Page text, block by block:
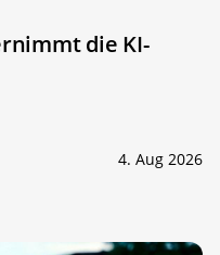
die KI-
4. Aug 2026